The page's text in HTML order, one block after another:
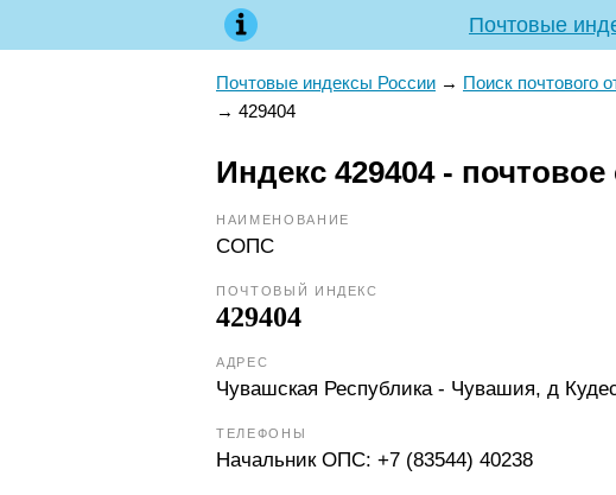
Почтовые
Почтовые индексы России → Поиск почтового
→ 429404
Индекс 429404 -
НАИМЕНОВАНИЕ
СОПС
ПОЧТОВЫЙ ИНДЕКС
429404
АДРЕС
Чувашская Республика - Чувашия, д
ТЕЛЕФОНЫ
Начальник ОПС: +7 (83544) 40238